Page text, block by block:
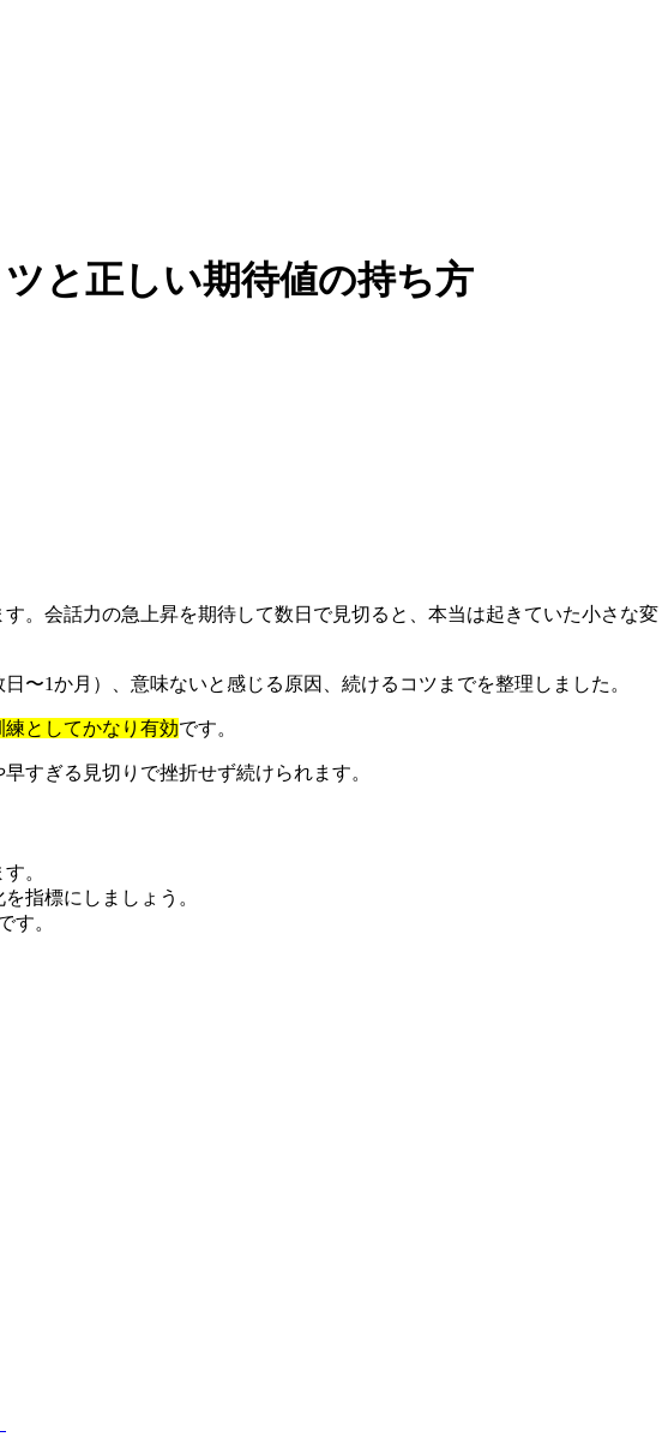
と正しい期待値の持ち方
。会話力の急上昇を期待して数日で見切ると、本当は起きていた小さな変
〜1か月）、意味ないと感じる原因、続けるコツまでを整理しました。
としてかなり有効です。
すぎる見切りで挫折せず続けられます。
。
指標にしましょう。
す。